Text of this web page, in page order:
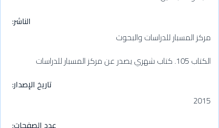
الناشر
مركز المسبار للدراسات والبحوث
الكتاب 105. كتاب شهري يصدر عن مركز المسبار للدراسات
تاريخ الإصدار
2015
عدد الصفحات